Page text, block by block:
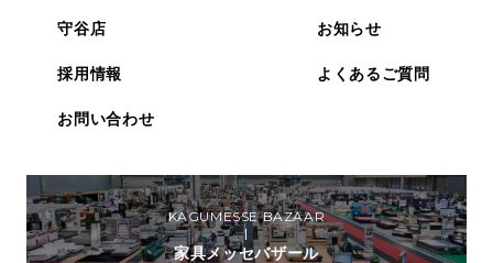
KAGUMESSE BAZAAR
家具メッセバザール
守谷店 お知らせ
採用情報 よくあるご質問
お問い合わせ